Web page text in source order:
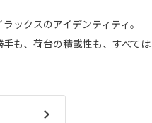
ックスのアイデンティティ。
も、荷台の積載性も、すべて